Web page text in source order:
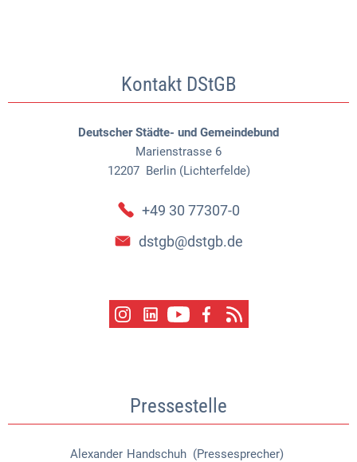
Kontakt DStGB
Deutscher Städte- und Gemeindebund
Marienstrasse 6
12207 Berlin (Lichterfelde)
+49 30 77307-0
dstgb@dstgb.de
Pressestelle
Alexander Handschuh (Pressesprecher)
Alexander Handschuh